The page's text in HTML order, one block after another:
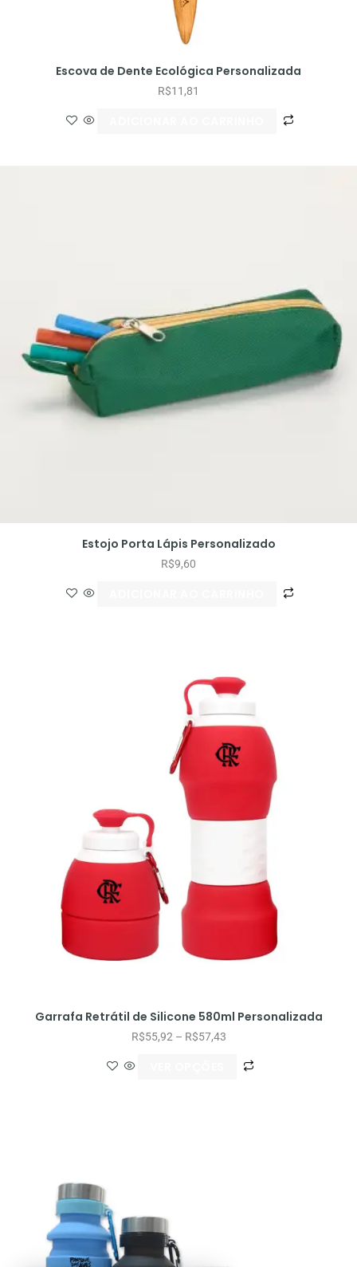
Escova de Dente Ecológica Personalizada
R$11,81
Estojo Porta Lápis Personalizado
R$9,60
Garrafa Retrátil de Silicone 580ml Personalizada
R$55,92 – R$57,43